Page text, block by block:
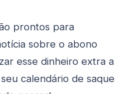
prontos para
sobre o abono
esse dinheiro extra a
calendário de saque